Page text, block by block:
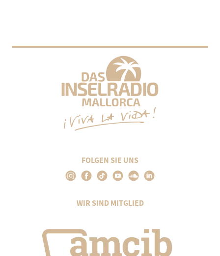
FOLGEN SIE UNS
WIR SIND MITGLIED